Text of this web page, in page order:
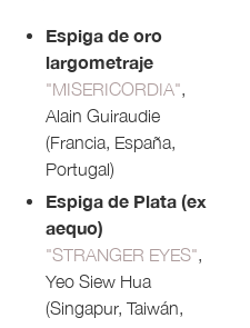
Espiga de oro
largometraje
"MISERICORDIA",
Alain Guiraudie
(Francia, España,
Portugal)
Espiga de Plata (ex
aequo)
"STRANGER EYES",
Yeo Siew Hua
(Singapur, Taiwán,